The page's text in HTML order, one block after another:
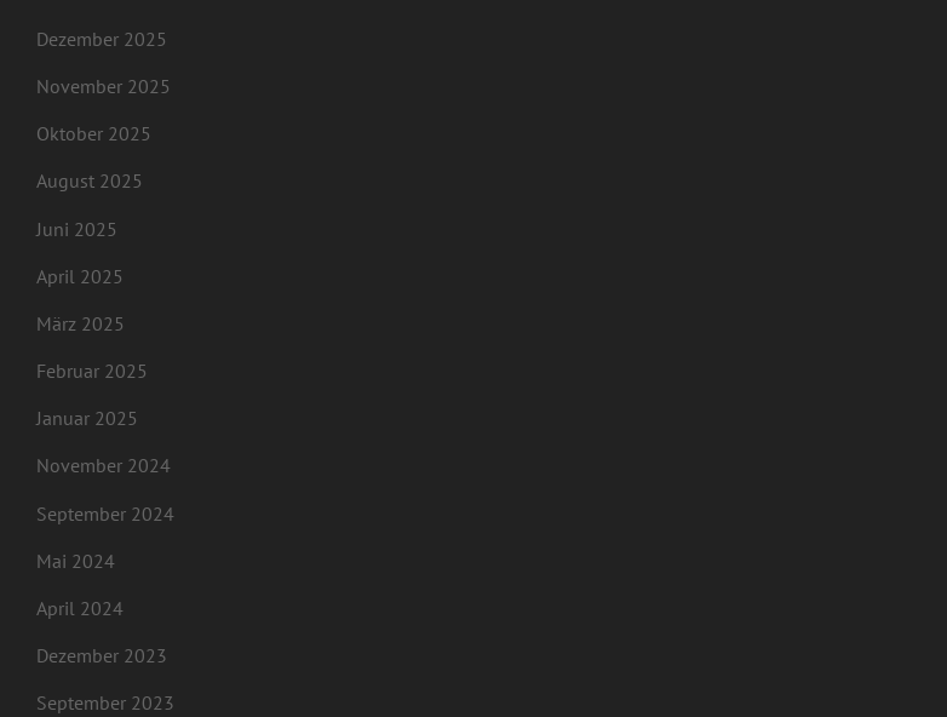
Dezember 2025
November 2025
Oktober 2025
August 2025
Juni 2025
April 2025
März 2025
Februar 2025
Januar 2025
November 2024
September 2024
Mai 2024
April 2024
Dezember 2023
September 2023